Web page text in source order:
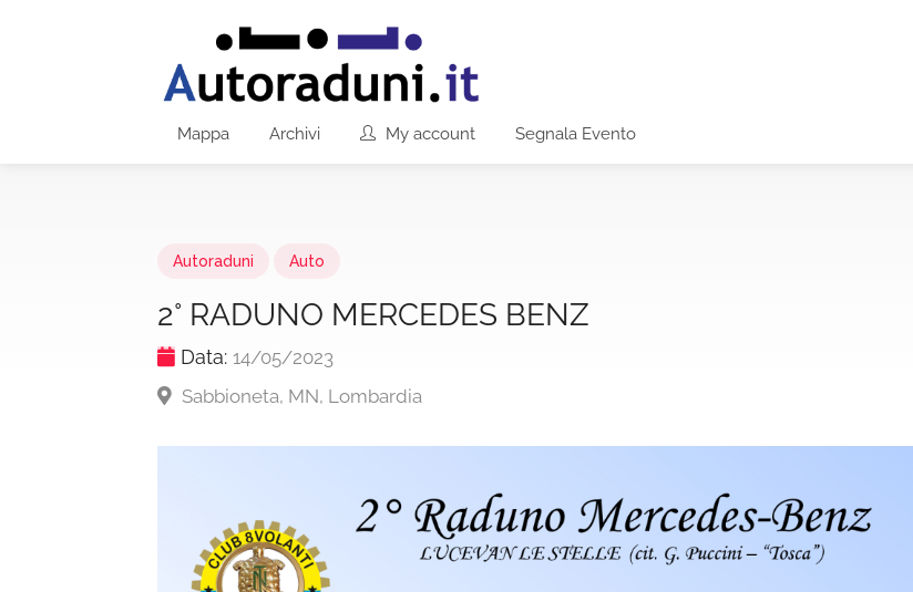
Mappa Archivi My account Segnala Evento
Autoraduni Auto
2° RADUNO MERCEDES BENZ
Data: 14/05/2023
Sabbioneta, MN, Lombardia